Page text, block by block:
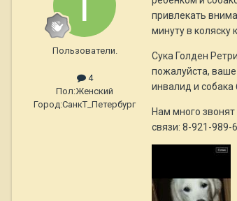
Пользователи.
4
Пол:Женский
Город:СанкТ_Петербург
привлекать
минуту в
Сука Голден
пожалуйста, ваше
инвалид и
Нам много
связи: 8-921-989-